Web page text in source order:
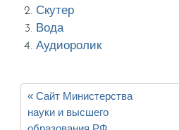
Скутер
Вода
Аудиоролик
« Сайт Министерства
науки и высшего